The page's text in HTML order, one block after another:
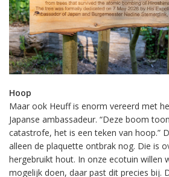
Hoop
Maar ook Heuff is enorm vereerd met
Japanse ambassadeur. “Deze boom
catastrofe, het is een teken van hoop.”
alleen de plaquette ontbrak nog. Die is
hergebruikt hout. In onze ecotuin willen
mogelijk doen, daar past dit precies bij.